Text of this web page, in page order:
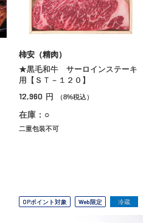
柿安（精肉）
★黒毛和牛 サーロインステーキ
用【ＳＴ－１２０】
12,960 円 （8%税込）
在庫：○
二重包装不可
OPポイント対象 Web限定 冷蔵